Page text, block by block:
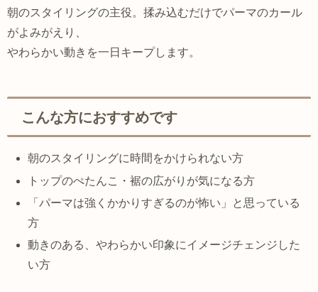
朝のスタイリングの主役。揉み込むだけでパーマのカール
がよみがえり、
やわらかい動きを一日キープします。
こんな方におすすめです
朝のスタイリングに時間をかけられない方
トップのぺたんこ・裾の広がりが気になる方
「パーマは強くかかりすぎるのが怖い」と思っている
方
動きのある、やわらかい印象にイメージチェンジした
い方